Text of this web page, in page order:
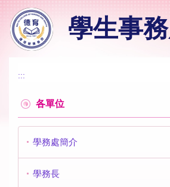
到
主
學生事
:::
各單位
學務處簡介
學務長